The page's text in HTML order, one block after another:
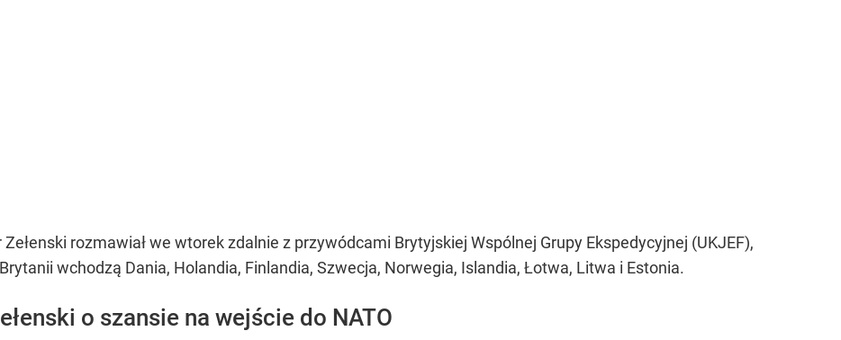
rozmawiał we wtorek zdalnie z przywódcami Brytyjskiej Wspólnej Grupy Ekspedycyjnej (UKJEF),
wchodzą Dania, Holandia, Finlandia, Szwecja, Norwegia, Islandia, Łotwa, Litwa i Estonia.
o szansie na wejście do NATO